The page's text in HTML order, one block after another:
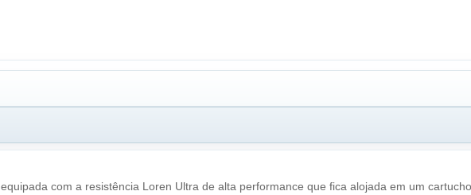
, equipada com a resistência Loren Ultra de alta performance que fica alojada em um